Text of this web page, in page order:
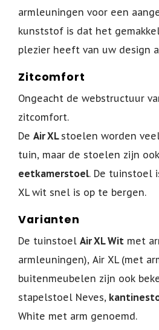
armleuningen voor een
kunststof is dat het
plezier heeft van uw design
Zitcomfort
Ongeacht de webstructuur
zitcomfort.
De Air XL stoelen worden
tuin, maar de stoelen zijn
eetkamerstoel. De tuinstoel
XL wit snel is op te bergen.
Varianten
De tuinstoel Air XL Wit met
armleuningen), Air XL (met
buitenmeubelen zijn ook
stapelstoel Neves,
White met arm genoemd.